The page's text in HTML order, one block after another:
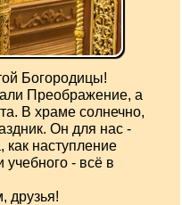
Богородицы!
Преображение, а
В храме солнечно,
Он для нас -
как наступление
учебного - всё в
друзья!